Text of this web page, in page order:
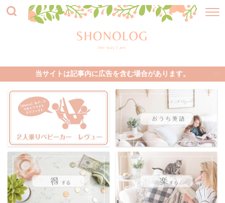
当サイトは記事内に広告を含む場合があります。